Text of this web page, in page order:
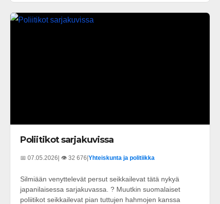
Poliitikot sarjakuvissa
📅 07.05.2026 | 👁️ 32 676 Yhteiskunta ja politiikka
Silmiään venyttelevät persut seikkailevat tätä nykyä
japanilaisessa sarjakuvassa. ? Muutkin suomalaiset
poliitikot seikkailevat pian tuttujen hahmojen kanssa